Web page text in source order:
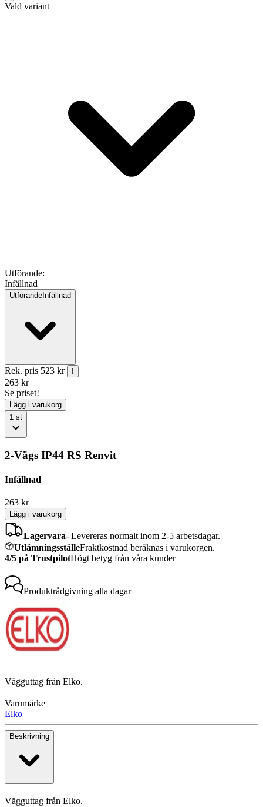
Vald variant
Utförande:
Infällnad
Utförande Infällnad
Rek. pris 523 kr !
263 kr
Se priset!
Lägg i varukorg
1 st
2-Vägs IP44 RS Renvit
Infällnad
263 kr
Lägg i varukorg
Lagervara- Levereras normalt inom 2-5 arbetsdagar.
UtlämningsställeFraktkostnad beräknas i varukorgen.
4/5 på TrustpilotHögt betyg från våra kunder
Produktrådgivning alla dagar
Vägguttag från Elko.
Varumärke
Elko
Beskrivning
Vägguttag från Elko.